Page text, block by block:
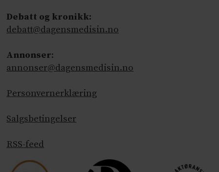
Debatt og kronikk:
debatt@dagensmedisin.no
Annonser:
annonser@dagensmedisin.no
Personvernerklæring
Salgsbetingelser
RSS-feed